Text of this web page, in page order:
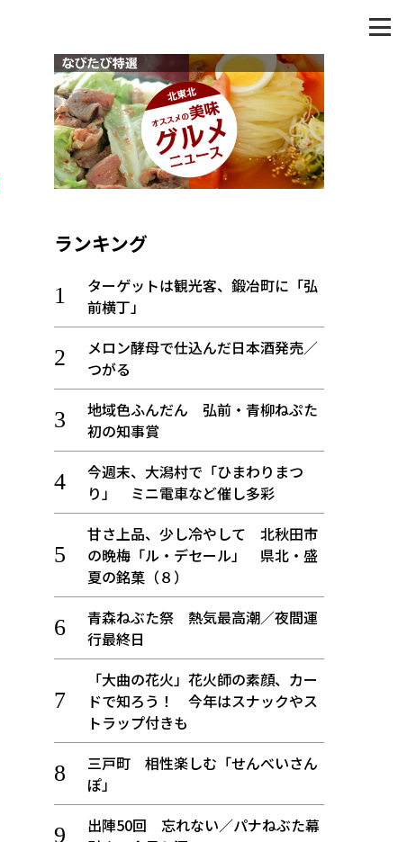
ランキング
ターゲットは観光客、鍛冶町に「弘
前横丁」
メロン酵母で仕込んだ日本酒発売／
つがる
地域色ふんだん 弘前・青柳ねぷた
初の知事賞
今週末、大潟村で「ひまわりまつ
り」 ミニ電車など催し多彩
甘さ上品、少し冷やして 北秋田市
の晩梅「ル・デセール」 県北・盛
夏の銘菓（８）
青森ねぶた祭 熱気最高潮／夜間運
行最終日
「大曲の花火」花火師の素顔、カー
ドで知ろう！ 今年はスナックやス
トラップ付きも
三戸町 相性楽しむ「せんべいさん
ぽ」
出陣50回 忘れない／パナねぶた幕